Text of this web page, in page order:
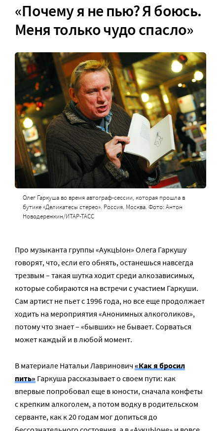
«Почему я не пью? Я боюсь.
Меня только чудо спасло»
Олег Гаркуша во время автограф-сессии, которая прошла в
бутике «Деликатесы стерео». Россия. Москва. Фото: Антон
Новодережкин/ИТАР-ТАСС
Про музыканта группы «АукцЫон» Олега Гаркушу
говорят, что, если его обнять, останешься навсегда
трезвым – такая шутка ходит среди алкозависимых,
которые собираются на встречи с участием Гаркуши.
Сам артист не пьет с 1996 года, но все еще продолжает
ходить на мероприятия «Анонимных алкоголиков»,
потому что знает – «бывших» не бывает. Сорваться
может каждый и в любой момент.
В материале Натальи Лавринович «Как я бросил
пить» Гаркуша рассказывает о своем пути: как
впервые попробовал еще в юности, сначала конфеты
с крепким алкоголем, а потом водку в родительском
серванте, как к 20 годам мог допиться до